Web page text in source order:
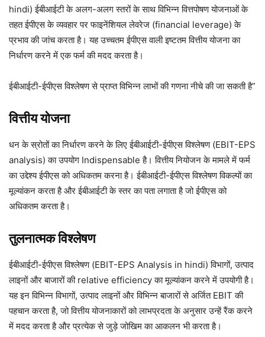
hindi) ईबीआईटी के अलग-अलग स्तरों के साथ विभिन्न वित्तपोषण योजनाओं के
तहत ईपीएस के व्यवहार पर फाइनेंशियल लेवरेज (financial leverage) के
प्रभाव की जांच करता है। यह उच्चतम ईपीएस वाली इष्टतम वित्तीय योजना का
निर्धारण करने में एक फर्म की मदद करता है।
ईबीआईटी-ईपीएस विश्लेषण से प्राप्त विभिन्न लाभों की गणना नीचे की जा सकती है”
वित्तीय योजना
धन के स्रोतों का निर्धारण करने के लिए ईबीआईटी-ईपीएस विश्लेषण (EBIT-EPS
analysis) का उपयोग Indispensable है। वित्तीय नियोजन के मामले में फर्म
का उद्देश्य ईपीएस को अधिकतम करना है। ईबीआईटी-ईपीएस विश्लेषण विकल्पों का
मूल्यांकन करता है और ईबीआईटी के स्तर का पता लगाता है जो ईपीएस को
अधिकतम करता है।
तुलनात्मक विश्लेषण
ईबीआईटी-ईपीएस विश्लेषण (EBIT-EPS Analysis in hindi) विभागों, उत्पाद
लाइनों और बाजारों की relative efficiency का मूल्यांकन करने में उपयोगी है।
यह इन विभिन्न विभागों, उत्पाद लाइनों और विभिन्न बाजारों से अर्जित EBIT की
पहचान करता है, जो वित्तीय योजनाकारों को लाभप्रदता के अनुसार उन्हें रैंक करने
में मदद करता है और प्रत्येक से जुड़े जोखिम का आकलन भी करता है।